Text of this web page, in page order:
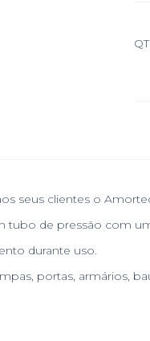
seus clientes o
de pressão com
durante uso.
portas, armários,